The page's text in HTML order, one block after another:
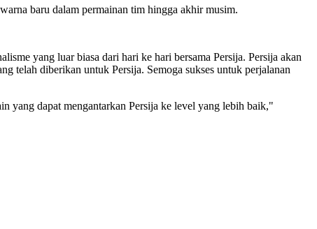
baru dalam permainan tim hingga akhir musim.
yang luar biasa dari hari ke hari bersama Persija. Persija akan
telah diberikan untuk Persija. Semoga sukses untuk perjalanan
yang dapat mengantarkan Persija ke level yang lebih baik,"